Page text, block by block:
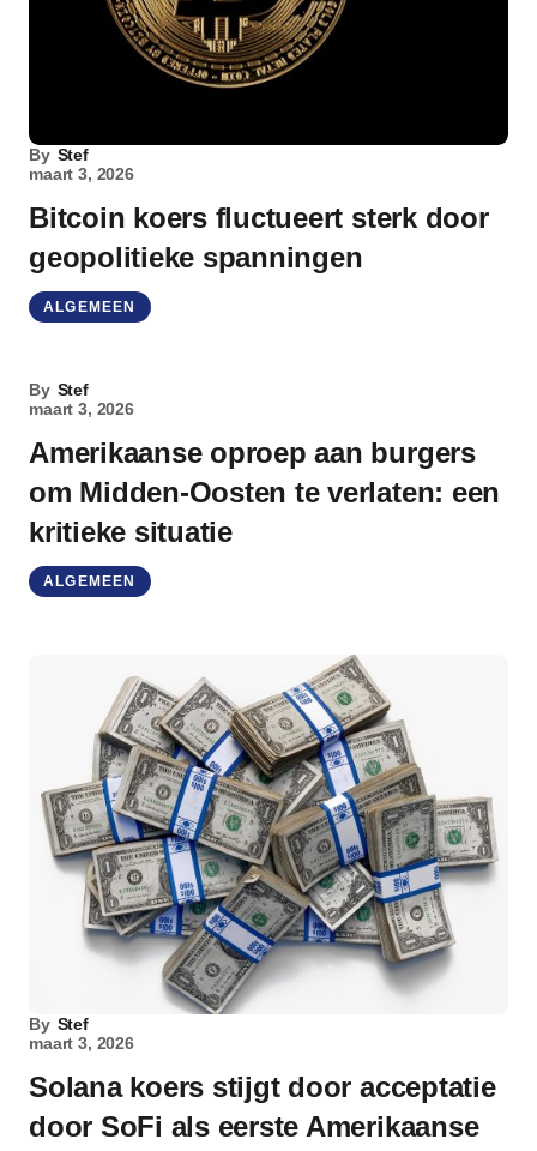
By Stef
maart 3, 2026
Bitcoin koers fluctueert sterk door
geopolitieke spanningen
ALGEMEEN
By Stef
maart 3, 2026
Amerikaanse oproep aan burgers
om Midden-Oosten te verlaten: een
kritieke situatie
ALGEMEEN
By Stef
maart 3, 2026
Solana koers stijgt door acceptatie
door SoFi als eerste Amerikaanse